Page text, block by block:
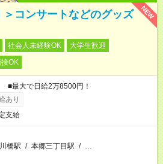
NEW
＞コンサートなどのグッズ
社会人未経験OK
大学生歓迎
OK
■最大で日給2万8500円！
あり
支給
橋駅 / 本郷三丁目駅 / …